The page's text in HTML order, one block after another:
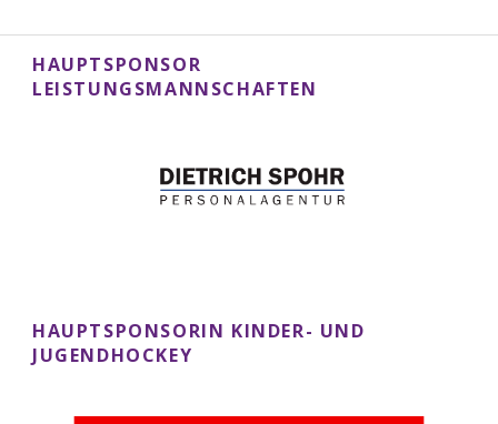
HAUPTSPONSOR
LEISTUNGSMANNSCHAFTEN
HAUPTSPONSORIN KINDER- UND
JUGENDHOCKEY